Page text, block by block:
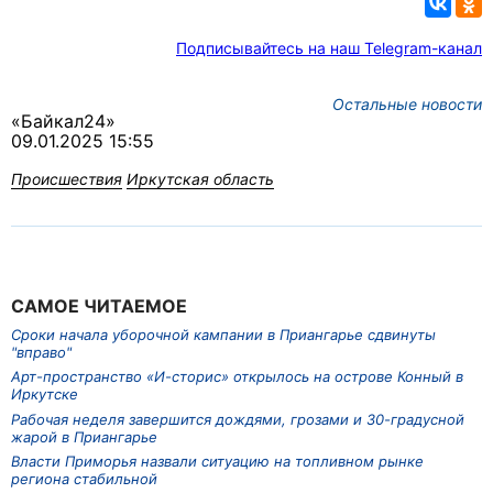
Подписывайтесь на наш Telegram-канал
Остальные новости
«Байкал24»
09.01.2025 15:55
Происшествия Иркутская область
САМОЕ ЧИТАЕМОЕ
Сроки начала уборочной кампании в Приангарье сдвинуты
"вправо"
Арт-пространство «И-сторис» открылось на острове Конный в
Иркутске
Рабочая неделя завершится дождями, грозами и 30-градусной
жарой в Приангарье
Власти Приморья назвали ситуацию на топливном рынке
региона стабильной